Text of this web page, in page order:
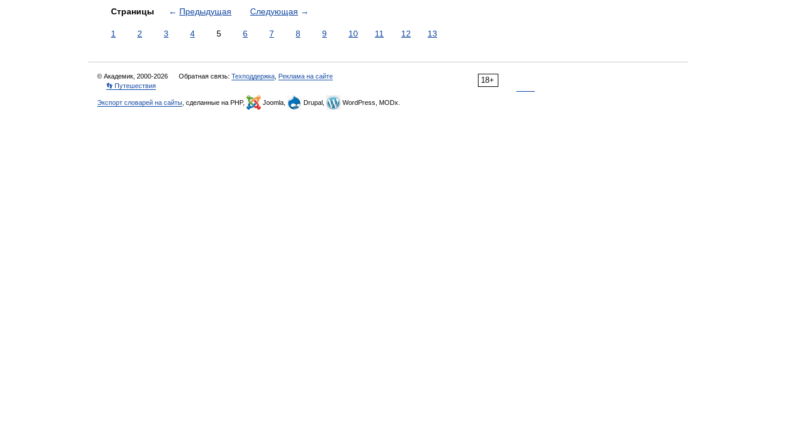
Страницы ← Предыдущая Следующая →
1 2 3 4 5 6 7 8 9 10 11 12 13
18+
© Академик, 2000-2026 Обратная связь: Техподдержка Реклама на сайте
👣 Путешествия
Экспорт словарей на сайты , сделанные на PHP, Joomla, Drupal, WordPress, MODx.